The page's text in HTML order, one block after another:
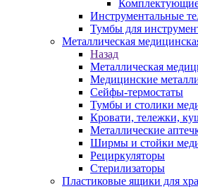
Инструментальные
Тумбы для
Металлическая
Назад
Металлическая
Медицинские
Сейфы-термостаты
Тумбы и столики
Кровати, тележки,
Металлические
Ширмы и стойки
Рециркуляторы
Стерилизаторы
Пластиковые ящики для